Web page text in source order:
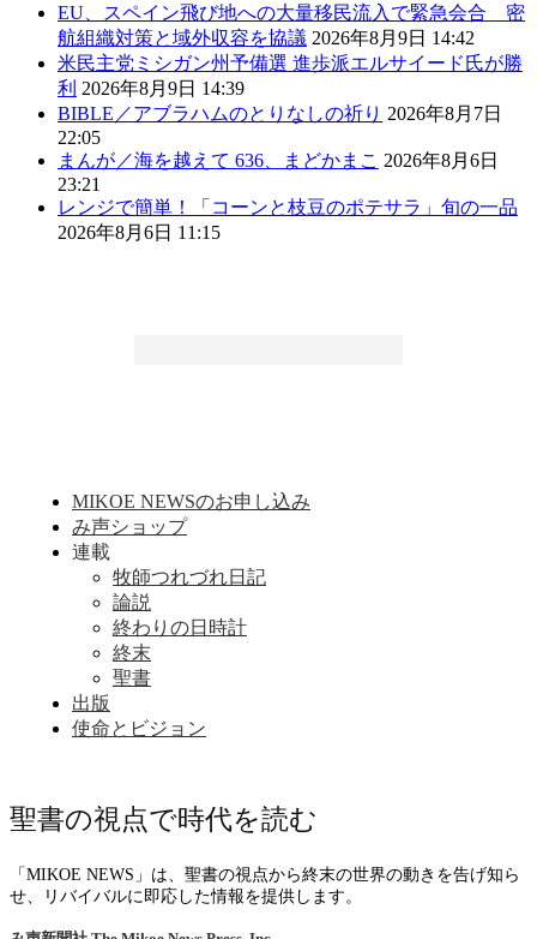
EU、スペイン飛び地への大量移民流入で緊急会合 密
航組織対策と域外収容を協議 2026年8月9日 14:42
米民主党ミシガン州予備選 進歩派エルサイード氏が勝
利 2026年8月9日 14:39
BIBLE／アブラハムのとりなしの祈り 2026年8月7日
22:05
まんが／海を越えて 636、まどかまこ 2026年8月6日
23:21
レンジで簡単！「コーンと枝豆のポテサラ」旬の一品
2026年8月6日 11:15
MIKOE NEWSのお申し込み
み声ショップ
連載
牧師つれづれ日記
論説
終わりの日時計
終末
聖書
出版
使命とビジョン
聖書の視点で時代を読む
「MIKOE NEWS」は、聖書の視点から終末の世界の動きを告げ知ら
せ、リバイバルに即応した情報を提供します。